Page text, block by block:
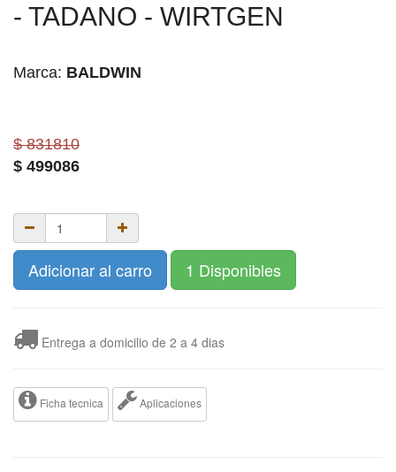
- TADANO - WIRTGEN
Marca: BALDWIN
$ 831810
$ 499086
Adicionar al carro 1 Disponibles
Entrega a domicilio de 2 a 4 dias
Ficha tecnica Aplicaciones